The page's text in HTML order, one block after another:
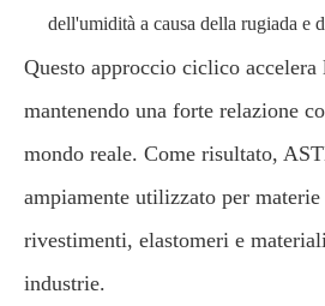
dell'umidità a causa della rugiada e
Questo approccio ciclico
mantenendo una forte relazione
mondo reale. Come risultato,
ampiamente utilizzato per materie
rivestimenti, elastomeri e
industrie.